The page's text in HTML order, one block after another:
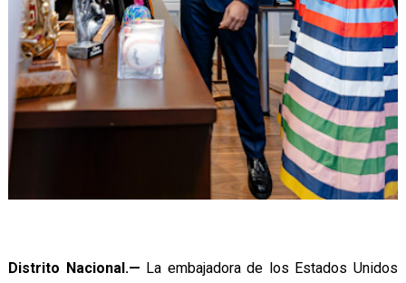
Distrito Nacional.— La embajadora de los Estados Unidos